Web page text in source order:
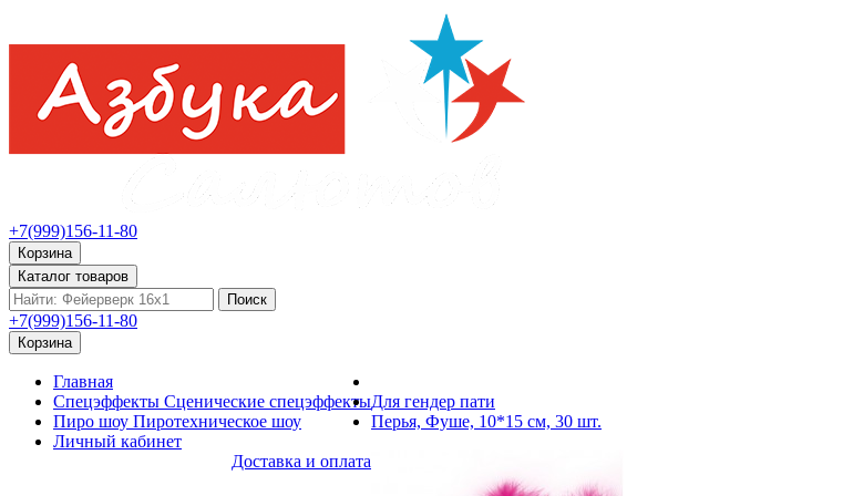
+7(999)156-11-80
Корзина
Каталог товаров
Поиск
+7(999)156-11-80
Корзина
Главная
Спецэффекты Сценические спецэффекты
Пиро шоу Пиротехническое шоу
Личный кабинет
Доставка и оплата
Для гендер пати
Перья, Фуше, 10*15 см, 30 шт.